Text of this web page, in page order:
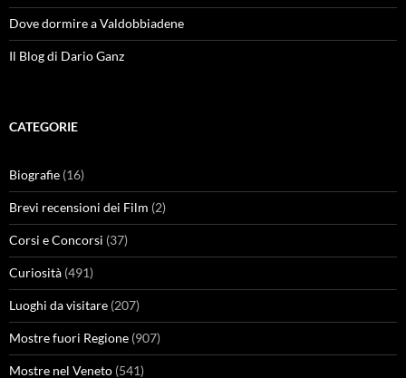
Dove dormire a Valdobbiadene
Il Blog di Dario Ganz
CATEGORIE
Biografie (16)
Brevi recensioni dei Film (2)
Corsi e Concorsi (37)
Curiosità (491)
Luoghi da visitare (207)
Mostre fuori Regione (907)
Mostre nel Veneto (541)